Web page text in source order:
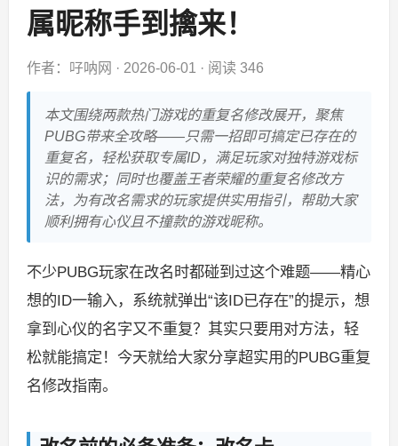
属昵称手到擒来！
作者：吇呐网 · 2026-06-01 · 阅读 346
本文围绕两款热门游戏的重复名修改展开，聚焦
PUBG带来全攻略——只需一招即可搞定已存在的
重复名，轻松获取专属ID，满足玩家对独特游戏标
识的需求；同时也覆盖王者荣耀的重复名修改方
法，为有改名需求的玩家提供实用指引，帮助大家
顺利拥有心仪且不撞款的游戏昵称。
不少PUBG玩家在改名时都碰到过这个难题——精心
想的ID一输入，系统就弹出“该ID已存在”的提示，想
拿到心仪的名字又不重复？其实只要用对方法，轻
松就能搞定！今天就给大家分享超实用的PUBG重复
名修改指南。